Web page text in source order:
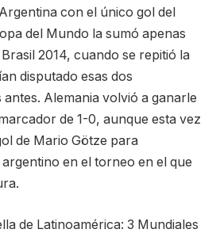
con el único gol del
del Mundo la sumó apenas
2014, cuando se repitió la
disputado esas dos
Alemania volvió a ganarle
de 1-0, aunque esta vez
de Mario Götze para
en el torneo en el que
de Latinoamérica: 3 Mundiales